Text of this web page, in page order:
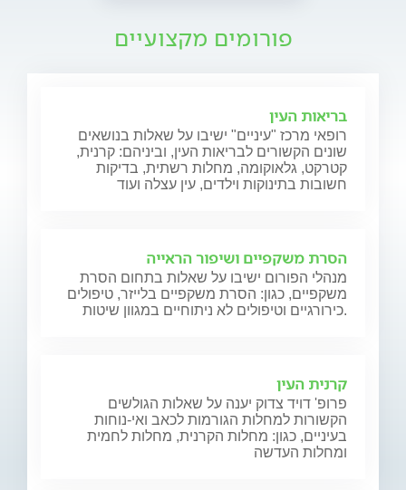
פורומים מקצועיים
בריאות העין
רופאי מרכז "עיניים" ישיבו על שאלות בנושאים
שונים הקשורים לבריאות העין, וביניהם: קרנית,
קטרקט, גלאוקומה, מחלות רשתית, בדיקות
חשובות בתינוקות וילדים, עין עצלה ועוד
הסרת משקפיים ושיפור הראייה
מנהלי הפורום ישיבו על שאלות בתחום הסרת
משקפיים, כגון: הסרת משקפיים בלייזר, טיפולים
כירורגיים וטיפולים לא ניתוחיים במגוון שיטות.
קרנית העין
פרופ' דויד צדוק יענה על שאלות הגולשים
הקשורות למחלות הגורמות לכאב ואי-נוחות
בעיניים, כגון: מחלות הקרנית, מחלות לחמית
ומחלות העדשה